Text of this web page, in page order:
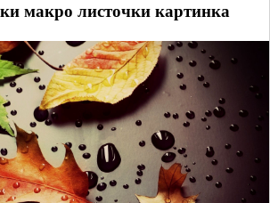
макро листочки картинка